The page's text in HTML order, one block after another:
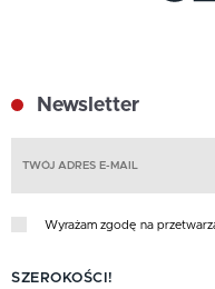
Newsletter
Wyrażam zgodę na
SZEROKOŚCI!